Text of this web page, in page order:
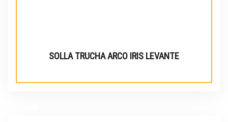
SOLLA TRUCHA ARCO IRIS LEVANTE